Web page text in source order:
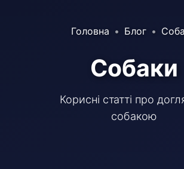
Головна Блог
Собаки
Корисні статті про
собакою